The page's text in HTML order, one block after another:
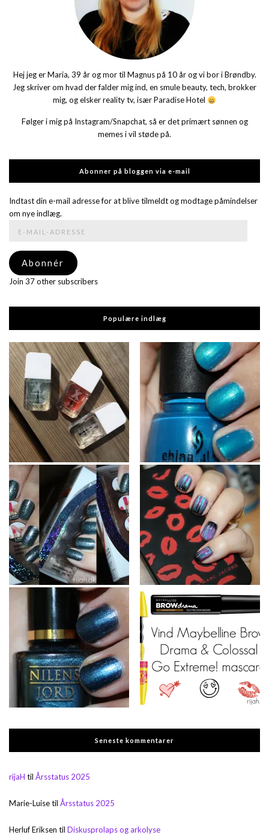
Hej jeg er Maria, 39 år og mor til Magnus på 10 år og vi bor i Brøndby.
Jeg skriver om hvad der falder mig ind, en smule beauty, tech, brokker
mig, og elsker reality tv, især Paradise Hotel
Følger i mig på Instagram/Snapchat, så er det primært sønnen og
memes i vil støde på.
Abonner på bloggen via e-mail
Indtast din e-mail adresse for at blive tilmeldt og modtage påmindelser
om nye indlæg.
adresse
Abonnér
Join 37 other subscribers
Populære indlæg
Seneste kommentarer
rijaH til Årsstatus 2025
Marie-Luisetil Årsstatus 2025
Herluf Eriksen til Diskusprolaps og arkolyse